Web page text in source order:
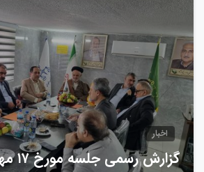
اخبار
گزارش رسمی جلسه مورخ ۱۷ مهرماه ۱۴۰۴